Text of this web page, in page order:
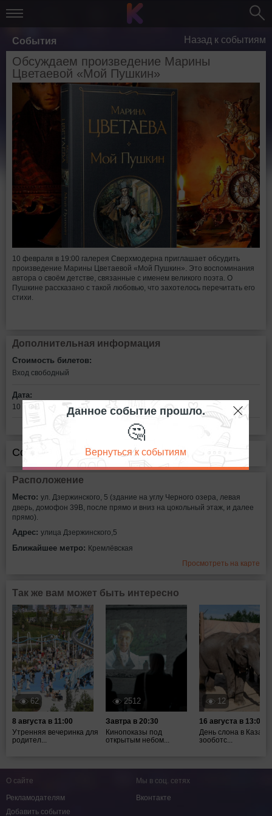
События Назад к событиям
Обсуждаем произведение Марины
Цветаевой «Мой Пушкин»
10 февраля в 19:00 галерея Сверхмодерна приглашает обсудить
произведение Марины Цветаевой «Мой Пушкин». Это воспоминания
автора о своём детстве, связанные с именем великого поэта. О
Пушкине рассказано с такой любовью, что захотелось перечитать его
стихи.
Дополнительная информация
Стоимость билетов:
Вход свободный
Дата:
10 февраля в 19:00
Сообщить об ошибке
Расположение
Место: ул. Дзержинского, 5 (здание на углу Черного озера, левая
дверь, домофон 39В, после прямо и вниз на цокольный этаж, и далее
прямо).
Адрес: улица Дзержинского,5
Ближайшее метро: Кремлёвская
Просмотреть на карте
Так же вам может быть интересно
62
8 августа в 11:00
Утренняя вечеринка для
родител...
2512
Завтра в 20:30
Кинопоказы под
открытым небом...
12
16 августа в 13:00
День слона в
зооботс...
Данное событие прошло.
🤔
Вернуться к событиям
О сайте
Рекламодателям
Добавить событие
Мы в соц. сетях
Вконтакте